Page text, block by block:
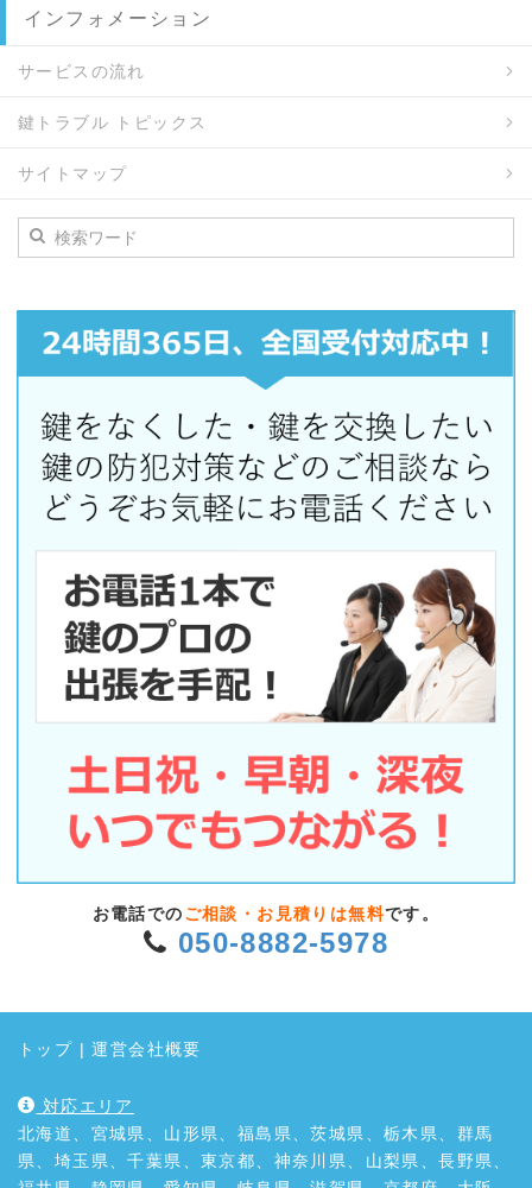
インフォメーション
サービスの流れ
鍵トラブル トピックス
サイトマップ
お電話での ご相談・お見積りは無料です。
050-8882-5978
トップ |運営会社概要
対応エリア
北海道、宮城県、山形県、福島県、茨城県、栃木県、群馬
県、埼玉県、千葉県、東京都、神奈川県、山梨県、長野県、